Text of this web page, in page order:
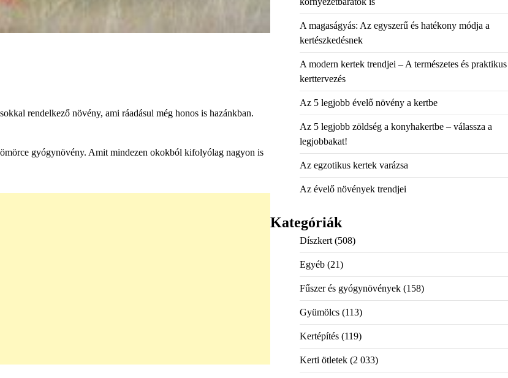
rendelkező növény, ami ráadásul még honos is hazánkban.
gyógynövény. Amit mindezen okokból kifolyólag nagyon is
A magaságyás: Az egyszerű és hatékony módja a
kertészkedésnek
A modern kertek trendjei – A természetes és praktikus
kerttervezés
Az 5 legjobb évelő növény a kertbe
Az 5 legjobb zöldség a konyhakertbe – válassza a
legjobbakat!
Az egzotikus kertek varázsa
Az évelő növények trendjei
Kategóriák
Díszkert(508)
Egyéb(21)
Fűszer és gyógynövények(158)
Gyümölcs(113)
Kertépítés(119)
Kerti ötletek(2 033)